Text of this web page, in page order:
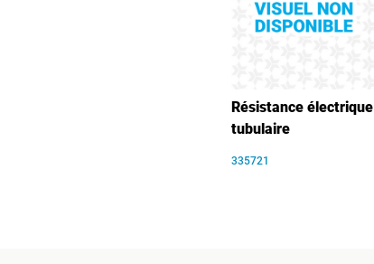
Résistance électrique
tubulaire
335721